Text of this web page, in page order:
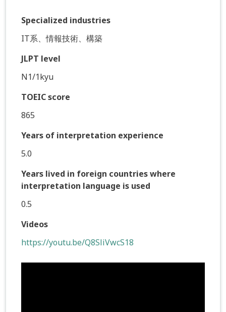
Specialized industries
IT系、情報技術、構築
JLPT level
N1/1kyu
TOEIC score
865
Years of interpretation experience
5.0
Years lived in foreign countries where
interpretation language is used
0.5
Videos
https://youtu.be/Q8SliVwcS18